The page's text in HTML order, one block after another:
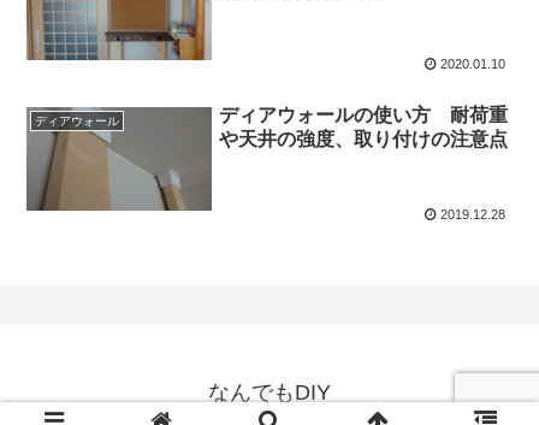
2020.01.10
ディアウォール
ディアウォールの使い方 耐荷重
や天井の強度、取り付けの注意点
2019.12.28
なんでもDIY